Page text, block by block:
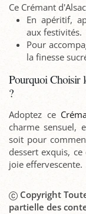
Ce Crémant
En apéritif,
aux festivités.
Pour
la finesse
Pourquoi Choisir
?
Adoptez ce
charme sensuel,
soit pour
dessert exquis,
joie effervescente.
Copyright
partielle des